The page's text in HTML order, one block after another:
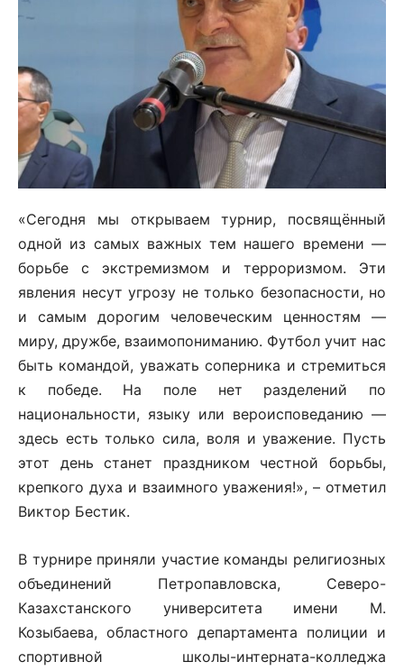
«Сегодня мы открываем турнир, посвящённый
одной из самых важных тем нашего времени —
борьбе с экстремизмом и терроризмом. Эти
явления несут угрозу не только безопасности, но
и самым дорогим человеческим ценностям —
миру, дружбе, взаимопониманию. Футбол учит нас
быть командой, уважать соперника и стремиться
к победе. На поле нет разделений по
национальности, языку или вероисповеданию —
здесь есть только сила, воля и уважение. Пусть
этот день станет праздником честной борьбы,
крепкого духа и взаимного уважения!», – отметил
Виктор Бестик.
В турнире приняли участие команды религиозных
объединений Петропавловска, Северо-
Казахстанского университета имени М.
Козыбаева, областного департамента полиции и
спортивной школы-интерната-колледжа